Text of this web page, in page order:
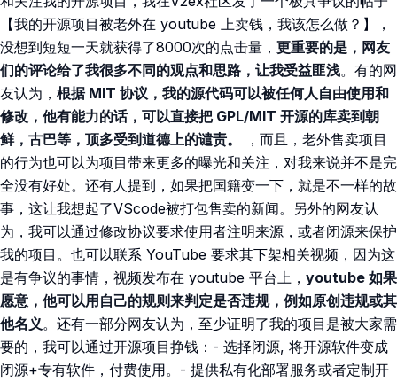
【我的开源项目被老外在 youtube 上卖钱，我该怎么做？】，
没想到短短一天就获得了8000次的点击量， 更重要的是，网友
们的评论给了我很多不同的观点和思路，让我受益匪浅。有的网
友认为， 根据 MIT 协议，我的源代码可以被任何人自由使用和
修改，他有能力的话，可以直接把 GPL/MIT 开源的库卖到朝
鲜，古巴等，顶多受到道德上的谴责。
，而且，老外售卖项目
的行为也可以为项目带来更多的曝光和关注，对我来说并不是完
全没有好处。还有人提到，如果把国籍变一下，就是不一样的故
事，这让我想起了VScode被打包售卖的新闻。另外的网友认
为，我可以通过修改协议要求使用者注明来源，或者闭源来保护
我的项目。也可以联系 YouTube 要求其下架相关视频，因为这
是有争议的事情，视频发布在 youtube 平台上， youtube 如果
愿意，他可以用自己的规则来判定是否违规，例如原创违规或其
他名义 。还有一部分网友认为，至少证明了我的项目是被大家需
要的，我可以通过开源项目挣钱：- 选择闭源, 将开源软件变成
闭源+专有软件，付费使用。- 提供私有化部署服务或者定制开